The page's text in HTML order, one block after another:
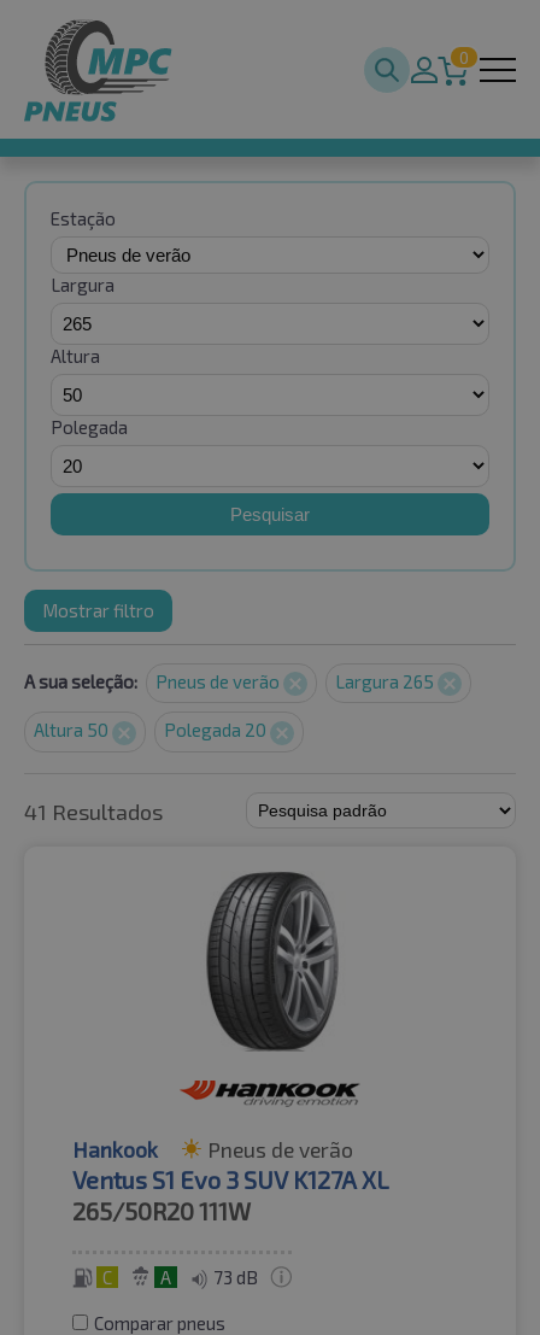
0
Estação
Largura
Altura
Polegada
Pesquisar
Mostrar filtro
A sua seleção: Pneus de verão Largura 265
Altura 50 Polegada 20
41 Resultados
Hankook Pneus de verão
Ventus S1 Evo 3 SUV K127A XL
265/50R20111W
C A 73 dB
Comparar pneus